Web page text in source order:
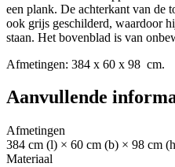
een plank. De achterkant van de
ook grijs geschilderd, waardoor
staan. Het bovenblad is van
Afmetingen: 384 x 60 x 98 cm.
Aanvullende
Afmetingen
384 cm (l) × 60 cm (b) × 98 cm
Materiaal